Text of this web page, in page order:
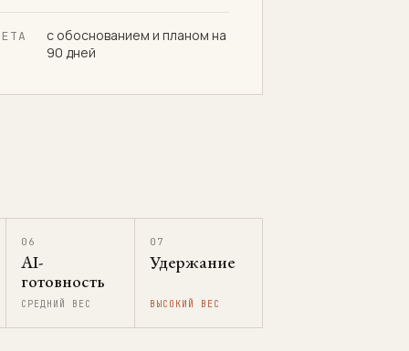
с обоснованием и планом на
90 дней
06
AI-
готовность
СРЕДНИЙ ВЕС
07
Удержание
ВЫСОКИЙ ВЕС